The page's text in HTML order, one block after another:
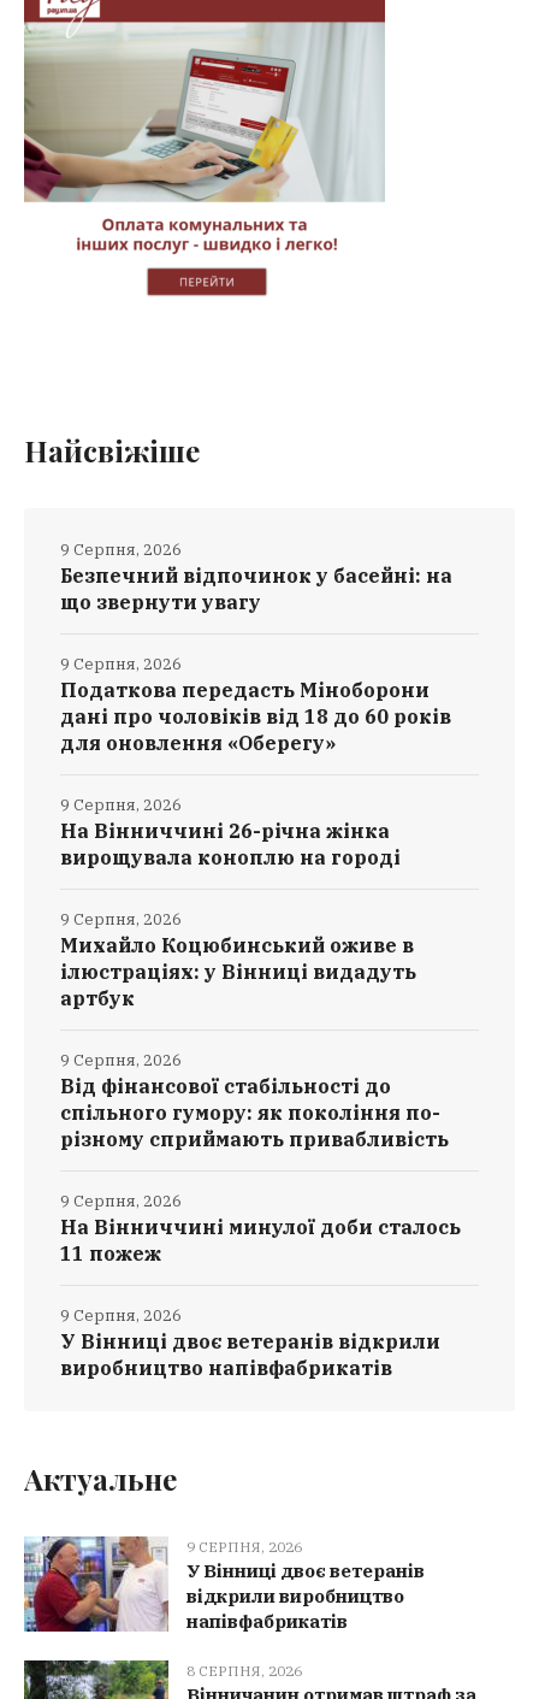
Найсвіжіше
Безпечний відпочинок у басейні: на
що звернути увагу
9 Серпня, 2026
Податкова передасть Міноборони
дані про чоловіків від 18 до 60 років
для оновлення «Оберегу»
9 Серпня, 2026
На Вінниччині 26-річна жінка
вирощувала коноплю на городі
9 Серпня, 2026
Михайло Коцюбинський оживе в
ілюстраціях: у Вінниці видадуть
артбук
9 Серпня, 2026
Від фінансової стабільності до
спільного гумору: як покоління по-
різному сприймають привабливість
9 Серпня, 2026
На Вінниччині минулої доби сталось
11 пожеж
9 Серпня, 2026
У Вінниці двоє ветеранів відкрили
виробництво напівфабрикатів
9 Серпня, 2026
Актуальне
9 СЕРПНЯ, 2026
У Вінниці двоє ветеранів
відкрили виробництво
напівфабрикатів
8 СЕРПНЯ, 2026